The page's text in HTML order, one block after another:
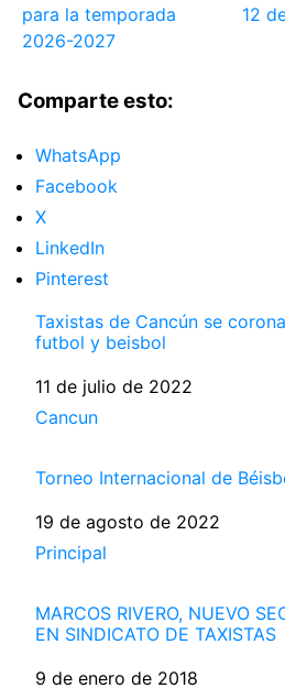
para la temporada
2026-2027
12
Comparte esto:
WhatsApp
Facebook
X
LinkedIn
Pinterest
Taxistas de Cancún se
futbol y beisbol
Fecha
11 de julio de 2022
Respecto a
Cancun
Torneo Internacional de
Fecha
19 de agosto de 2022
Respecto a
Principal
MARCOS RIVERO, NUEVO
EN SINDICATO DE TAXISTAS
Fecha
9 de enero de 2018